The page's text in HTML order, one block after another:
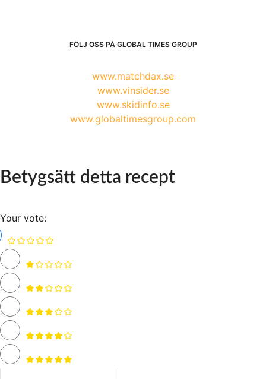
FÖLJ OSS PÅ GLOBAL TIMES GROUP
www.matchdax.se
www.vinsider.se
www.skidinfo.se
www.globaltimesgroup.com
Betygsätt detta recept
Your vote: